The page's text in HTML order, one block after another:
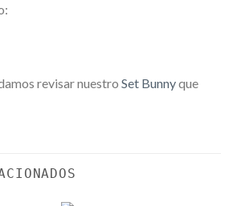
revisar nuestro Set Bunnyque